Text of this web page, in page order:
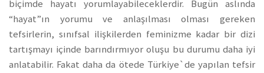
biçimde hayatı yorumlayabileceklerdir. Bugün aslında
“hayat”ın yorumu ve anlaşılması olması gereken
tefsirlerin, sınıfsal ilişkilerden feminizme kadar bir dizi
tartışmayı içinde barındırmıyor oluşu bu durumu daha iyi
anlatabilir. Fakat daha da ötede Türkiye`de yapılan tefsir